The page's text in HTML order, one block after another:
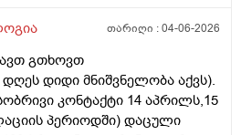
ქალის
ქალბატონს მეტი
პროცესიდან და ზოგს
თარიღი :04-06-2026
გთხოვთ
დიდი მნიშვნელობა აქვს).
კონტაქტი 14 აპრილს,15
პერიოდში) დაცული